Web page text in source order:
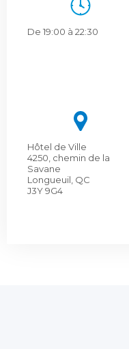
De 19:00 à 22:30
Hôtel de Ville
4250, chemin de la
Savane
Longueuil, QC
J3Y 9G4